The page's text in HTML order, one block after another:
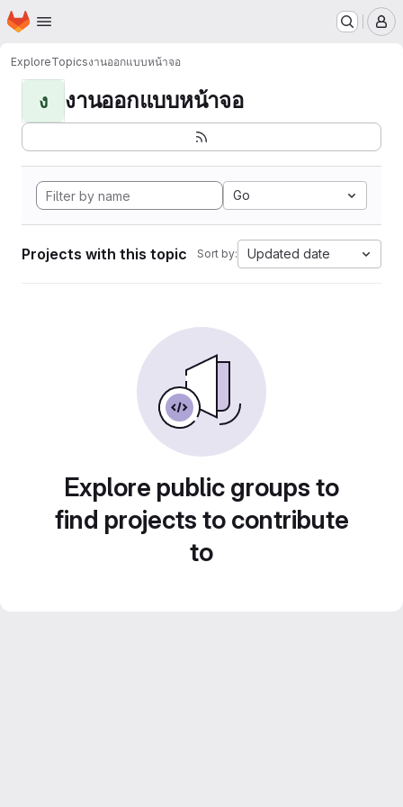
Skip to main content
Homepage
ExploreTopicsงานออกแบบหน้าจอ
ง งานออกแบบหน้าจอ
Go
Projects with this topic Sort by: Updated date
Explore public groups to
find projects to contribute
to